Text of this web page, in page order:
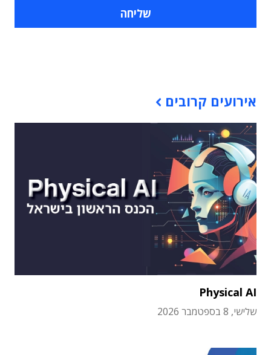
אירועים קרובים
Physical AI
שלישי, 8 בספטמבר 2026